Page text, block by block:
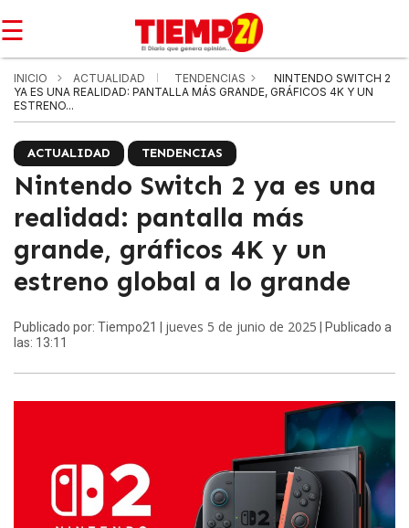
☰
INICIO ACTUALIDAD TENDENCIAS
NINTENDO SWITCH 2
YA ES UNA REALIDAD: PANTALLA MÁS GRANDE, GRÁFICOS 4K Y UN
ESTRENO...
ACTUALIDAD TENDENCIAS
Nintendo Switch 2 ya es una
realidad: pantalla más
grande, gráficos 4K y un
estreno global a lo grande
Publicado por: Tiempo21 | jueves 5 de junio de 2025 | Publicado a
las: 13:11